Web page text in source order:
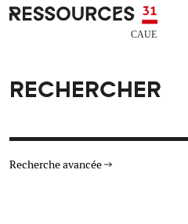
Aller au contenu principal
CAUE RESSOURCES 31
RECHERCHER
Recherche avancée